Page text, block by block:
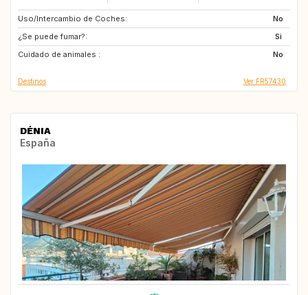
Uso/Intercambio de Coches:
No
¿Se puede fumar?:
Si
Cuidado de animales :
No
IT
FR
FR
Destinos Ver FR57430
DÉNIA
España